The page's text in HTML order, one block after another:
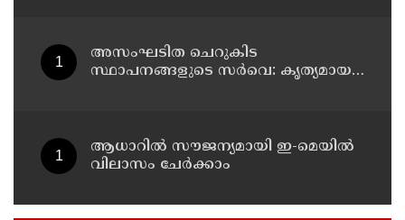
അസംഘടിത ചെറുകിട
സ്ഥാപനങ്ങളുടെ സർവെ: കൃത്യമായ
ആധാറിൽ സൗജന്യമായി ഇ-മെയിൽ
വിലാസം ചേർക്കാം